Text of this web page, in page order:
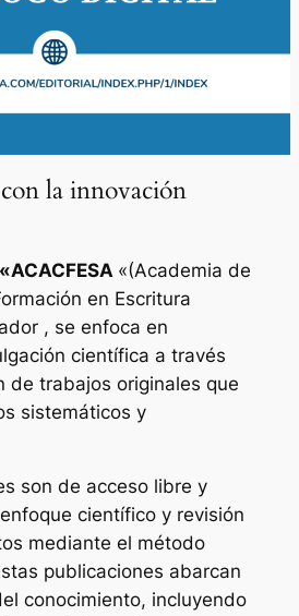
la innovación
ACACFESA «(Academia de
en Escritura
, se enfoca en
científica a través
de trabajos originales que
sistemáticos y
son de acceso libre y
científico y revisión
mediante el método
publicaciones abarcan
conocimiento, incluyendo